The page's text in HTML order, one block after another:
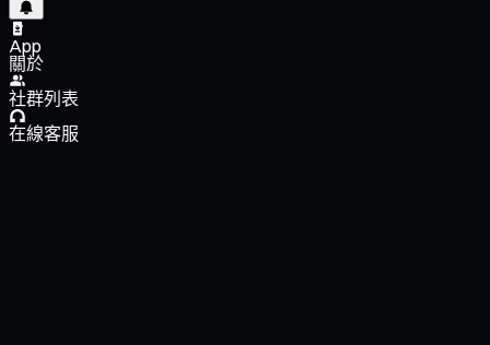
App
關於
社群列表
在線客服